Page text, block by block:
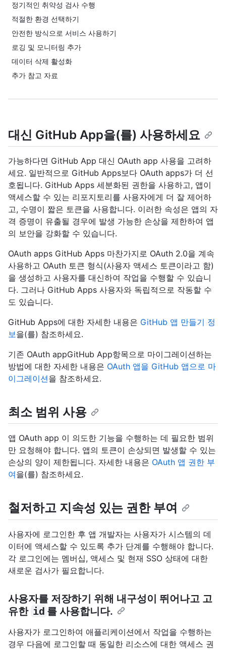
정기적인 취약성 검사 수행
적절한 환경 선택하기
안전한 방식으로 서비스 사용하기
로깅 및 모니터링 추가
데이터 삭제 활성화
추가 참고 자료
대신 GitHub App을(를) 사용하세요
가능하다면 GitHub App 대신 OAuth app 사용을 고려하
세요. 일반적으로 GitHub Apps보다 OAuth apps가 더 선
호됩니다. GitHub Apps 세분화된 권한을 사용하고, 앱이
액세스할 수 있는 리포지토리를 사용자에게 더 잘 제어하
고, 수명이 짧은 토큰을 사용합니다. 이러한 속성은 앱의 자
격 증명이 유출될 경우에 발생 가능한 손상을 제한하여 앱
의 보안을 강화할 수 있습니다.
OAuth apps GitHub Apps 마찬가지로 OAuth 2.0을 계속
사용하고 OAuth 토큰 형식(사용자 액세스 토큰이라고 함)
을 생성하고 사용자를 대신하여 작업을 수행할 수 있습니
다. 그러나 GitHub Apps 사용자와 독립적으로 작동할 수
도 있습니다.
GitHub Apps에 대한 자세한 내용은 GitHub 앱 만들기 정
보을(를) 참조하세요.
기존 OAuth appGitHub App항목으로 마이그레이션하는
방법에 대한 자세한 내용은 OAuth 앱을 GitHub 앱으로 마
이그레이션을 참조하세요.
최소 범위 사용
앱 OAuth app 이 의도한 기능을 수행하는 데 필요한 범위
만 요청해야 합니다. 앱의 토큰이 손상되면 발생할 수 있는
손상의 양이 제한됩니다. 자세한 내용은 OAuth 앱 권한 부
여을(를) 참조하세요.
철저하고 지속성 있는 권한 부여
사용자에 로그인한 후 앱 개발자는 사용자가 시스템의 데
이터에 액세스할 수 있도록 추가 단계를 수행해야 합니다.
각 로그인에는 멤버십, 액세스 및 현재 SSO 상태에 대한
새로운 검사가 필요합니다.
사용자를 저장하기 위해 내구성이 뛰어나고 고
유한 id 를 사용합니다.
사용자가 로그인하여 애플리케이션에서 작업을 수행하는
경우 다음에 로그인할 때 동일한 리소스에 대한 액세스 권